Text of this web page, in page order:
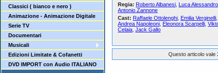
Classici ( bianco e nero )
Animazione - Animazione Digitale
Serie TV
Documentari
Musicali
Edizioni Limitate & Cofanetti
DVD IMPORT con Audio ITALIANO
Regia: Roberto Albanesi Luca Alessandro
Antonio Zannone
Cast: Raffaele Ottolenghi Emilia Verginelli
Andrea Napoleoni Eleonora Scarpelli
Celaia Jack Gallo
Questo articolo vale